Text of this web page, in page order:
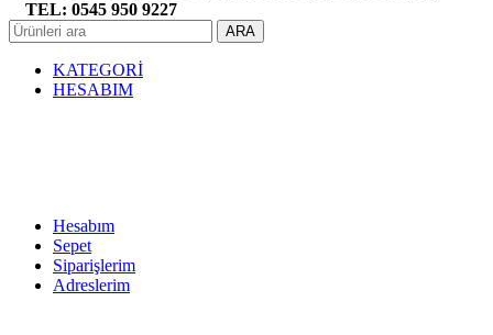
TEL: 0545 950 9227
ARA
KATEGORİ
HESABIM
Hesabım
Sepet
Siparişlerim
Adreslerim